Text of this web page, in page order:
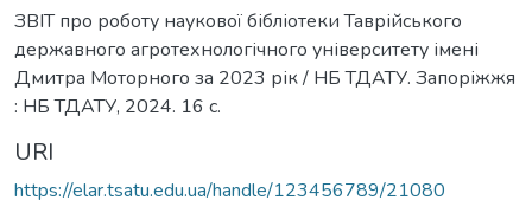
ЗВІТ про роботу наукової бібліотеки Таврійського
державного агротехнологічного університету імені
Дмитра Моторного за 2023 рік / НБ ТДАТУ. Запоріжжя
: НБ ТДАТУ, 2024. 16 с.
URI
https://elar.tsatu.edu.ua/handle/123456789/21080